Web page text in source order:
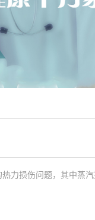
力损伤问题，其中蒸